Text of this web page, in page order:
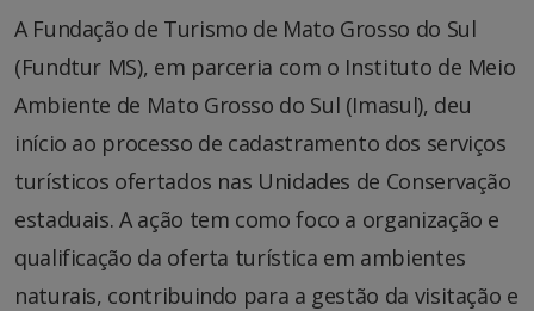
A Fundação de Turismo de Mato Grosso do Sul
(Fundtur MS), em parceria com o Instituto de Meio
Ambiente de Mato Grosso do Sul (Imasul), deu
início ao processo de cadastramento dos serviços
turísticos ofertados nas Unidades de Conservação
estaduais. A ação tem como foco a organização e
qualificação da oferta turística em ambientes
naturais, contribuindo para a gestão da visitação e